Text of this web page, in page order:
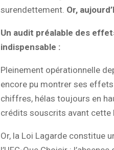
surendettement. Or,
Un audit préalable des
indispensable :
Pleinement opérationnelle
encore pu montrer ses
chiffres, hélas toujours en
crédits souscrits avant cette
Or, la Loi Lagarde constitue